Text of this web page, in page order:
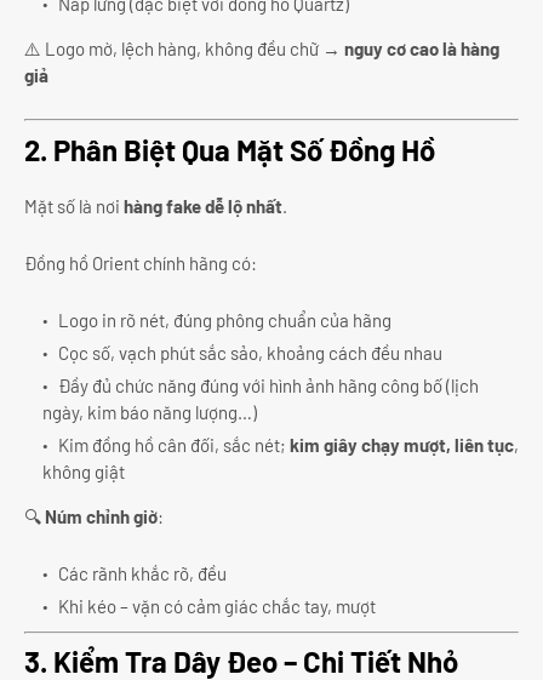
⚠️ Logo mờ, lệch hàng, không đều chữ → nguy cơ cao là hàng
giả
2. Phân Biệt Qua Mặt Số Đồng Hồ
Mặt số là nơi hàng fake dễ lộ nhất
Đồng hồ Orient chính hãng có:
Logo in rõ nét, đúng phông chuẩn của hãng
Cọc số, vạch phút sắc sảo, khoảng cách đều nhau
Đầy đủ chức năng đúng với hình ảnh hãng công bố (lịch
ngày, kim báo năng lượng…)
Kim đồng hồ cân đối, sắc nét; kim giây chạy mượt, liên tục,
không giật
🔍 Núm chỉnh giờ:
Các rãnh khắc rõ, đều
Khi kéo – vặn có cảm giác chắc tay, mượt
3. Kiểm Tra Dây Đeo – Chi Tiết Nhỏ